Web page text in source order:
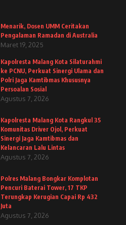
Menarik, Dosen UMM Ceritakan
Pengalaman Ramadan di Australia
Maret 19, 2025
Kapolresta Malang Kota Silaturahmi
ke PCNU, Perkuat Sinergi Ulama dan
Polri Jaga Kamtibmas Khususnya
Persoalan Sosial
Agustus 7, 2026
Kapolresta Malang Kota Rangkul 35
Komunitas Driver Ojol, Perkuat
Sinergi Jaga Kamtibmas dan
Kelancaran Lalu Lintas
Agustus 7, 2026
Polres Malang Bongkar Komplotan
Pencuri Baterai Tower, 17 TKP
Terungkap Kerugian Capai Rp 432
Juta
Agustus 7, 2026